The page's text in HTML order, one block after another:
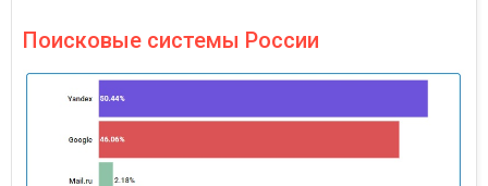
Поисковые системы России